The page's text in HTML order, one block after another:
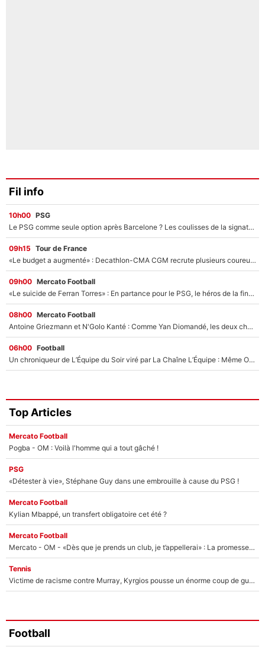
Fil info
10h00 PSG
Le PSG comme seule option après Barcelone ? Les coulisses de la signature historique de Lionel Messi sont révélées au grand jour !
09h15 Tour de France
«Le budget a augmenté» : Decathlon-CMA CGM recrute plusieurs coureurs pour offrir à Paul Seixas une équipe pour gagner le Tour de France 2027
09h00 Mercato Football
«Le suicide de Ferran Torres» : En partance pour le PSG, le héros de la finale de la Coupe du monde s'attire les foudres de la presse espagnole !
08h00 Mercato Football
Antoine Griezmann et N'Golo Kanté : Comme Yan Diomandé, les deux champions du monde ont refusé de signer au PSG !
06h00 Football
Un chroniqueur de L’Équipe du Soir viré par La Chaîne L’Équipe : Même Olivier Ménard n’avait pas pu empêcher son départ, «je l’ai appris sur Twitter, je l’ai vécu assez mal»
Top Articles
Mercato Football
Pogba - OM : Voilà l'homme qui a tout gâché !
PSG
«Détester à vie», Stéphane Guy dans une embrouille à cause du PSG !
Mercato Football
Kylian Mbappé, un transfert obligatoire cet été ?
Mercato Football
Mercato - OM - «Dès que je prends un club, je t’appellerai» : La promesse de Marcelino au moment de claquer la porte
Tennis
Victime de racisme contre Murray, Kyrgios pousse un énorme coup de gueule !
Football